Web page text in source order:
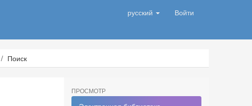
русский Войти
Поиск
ПРОСМОТР